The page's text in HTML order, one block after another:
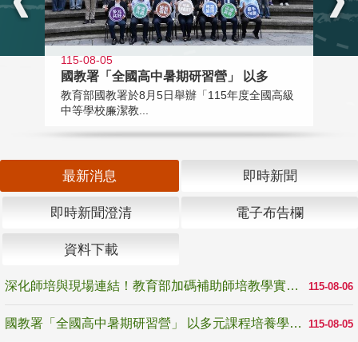
115-08-05
國教署「全國高中暑期研習營」 以多
教育部國教署於8月5日舉辦「115年度全國高級
中等學校廉潔教...
最新消息 即時新聞
即時新聞澄清 電子布告欄
資料下載
115-08-06
深化師培與現場連結！教育部加碼補助師培教學實踐研究 10月師培國際研討會交流教學實踐經驗
115-08-05
國教署「全國高中暑期研習營」 以多元課程培養學生瞭解誠信專業與倫理價值